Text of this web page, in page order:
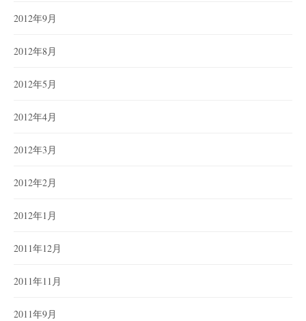
2012年9月
2012年8月
2012年5月
2012年4月
2012年3月
2012年2月
2012年1月
2011年12月
2011年11月
2011年9月